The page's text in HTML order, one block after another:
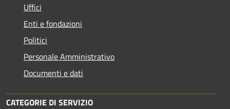
Uffici
Enti e fondazioni
Politici
Personale Amministrativo
Documenti e dati
CATEGORIE DI SERVIZIO